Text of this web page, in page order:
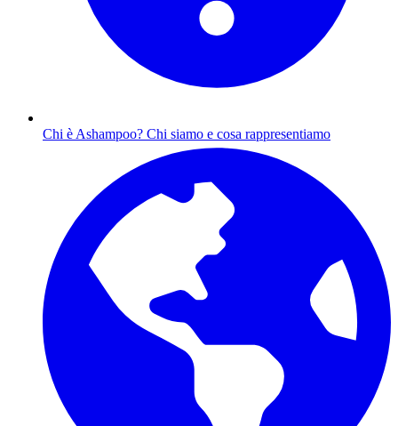
Chi è Ashampoo? Chi siamo e cosa rappresentiamo